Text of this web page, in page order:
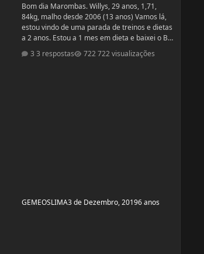
Bom dia Marombas. Willys, 29 anos, 1,71,
84kg, malho desde 2006 (13 anos) Vamos lá,
estou vindo de uma parada de treinos e dietas
a 2 anos. Estou a 1 mes em dieta e baixei o BF
ano que vem se tudo ocorrer bem até abril.
3 respostas 722 visualizações
GEMEOSLIMA3 de Dezembro, 20196 anos